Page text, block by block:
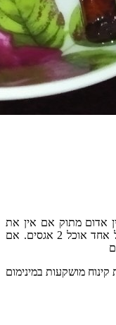
אדום מתוק אם אין את
שאר החומרים. מתקבלות 5 מנות בהנחה שכל אחד אוכל 2 אגסים. אם
שיחקתם אותה ויש לכם 10 מנות קינוח מושקעות במינימום